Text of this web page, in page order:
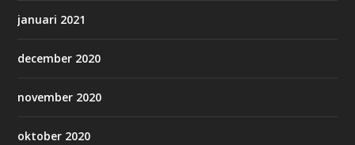
januari 2021
december 2020
november 2020
oktober 2020